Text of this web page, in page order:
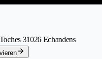
31026 Echandens